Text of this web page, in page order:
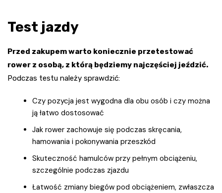
Test jazdy
Przed zakupem warto koniecznie przetestować
rower z osobą, z którą będziemy najczęściej jeździć.
Podczas testu należy sprawdzić:
Czy pozycja jest wygodna dla obu osób i czy można
ją łatwo dostosować
Jak rower zachowuje się podczas skręcania,
hamowania i pokonywania przeszkód
Skuteczność hamulców przy pełnym obciążeniu,
szczególnie podczas zjazdu
Łatwość zmiany biegów pod obciążeniem, zwłaszcza